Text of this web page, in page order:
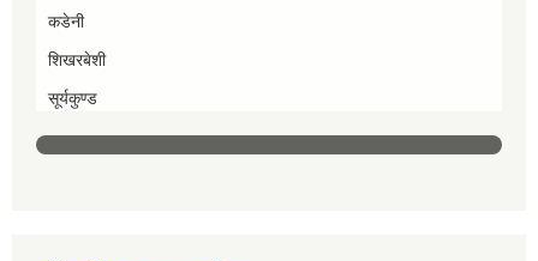
कडेनी
शिखरबेशी
सूर्यकुण्ड